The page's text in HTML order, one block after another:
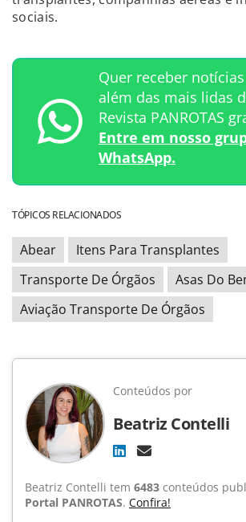
sociais.
Quer receber
além das mais lidas
Revista PANROTAS
Entre em nosso
WhatsApp.
TÓPICOS RELACIONADOS
Abear
Itens Para Transplantes
Transporte De Órgãos
Asas Do
Aviação Transporte De Órgãos
Conteúdos por
Beatriz Contelli
Beatriz Contelli tem 6483 conteúdos
Portal PANROTAS. Confira!